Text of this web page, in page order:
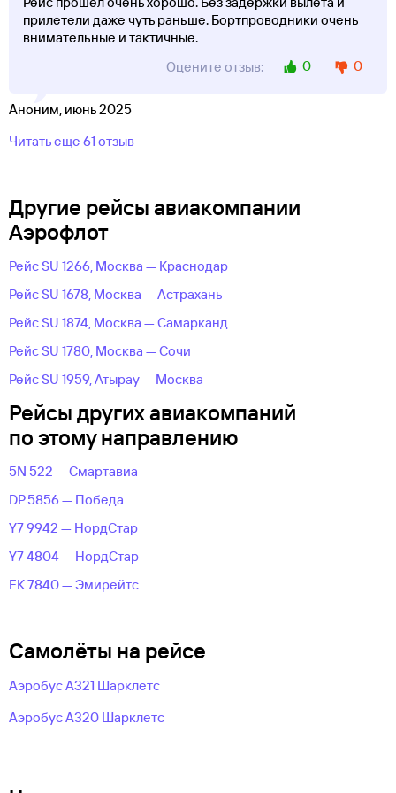
прилетели даже чуть раньше. Бортпроводники очень
внимательные и тактичные.
Оцените отзыв:
0 0
Аноним, июнь 2025
Читать еще 61 отзыв
Другие рейсы авиакомпании
Аэрофлот
Рейс SU 1266, Москва — Краснодар
Рейс SU 1678, Москва — Астрахань
Рейс SU 1874, Москва — Самарканд
Рейс SU 1780, Москва — Сочи
Рейс SU 1959, Атырау — Москва
Рейсы других авиакомпаний
по этому направлению
5N 522 — Смартавиа
DP 5856 — Победа
Y7 9942 — НордСтар
Y7 4804 — НордСтар
EK 7840 — Эмирейтс
Самолёты на рейсе
Аэробус A321 Шарклетс
Аэробус А320 Шарклетс